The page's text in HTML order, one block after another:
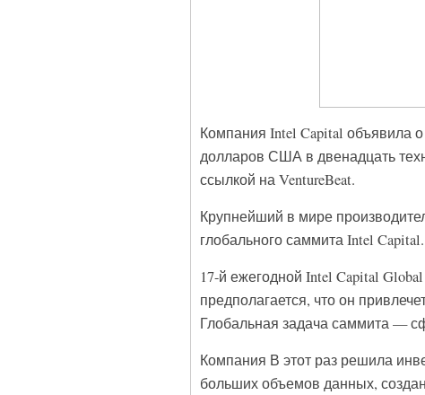
Компания Intel Capital объявила
долларов США в двенадцать
ссылкой на VentureBeat.
Крупнейший в мире
глобального саммита Intel Capital.
17-й ежегодной Intel Capital
предполагается, что он
Глобальная задача саммита —
Компания В этот раз решила
больших объемов данных,